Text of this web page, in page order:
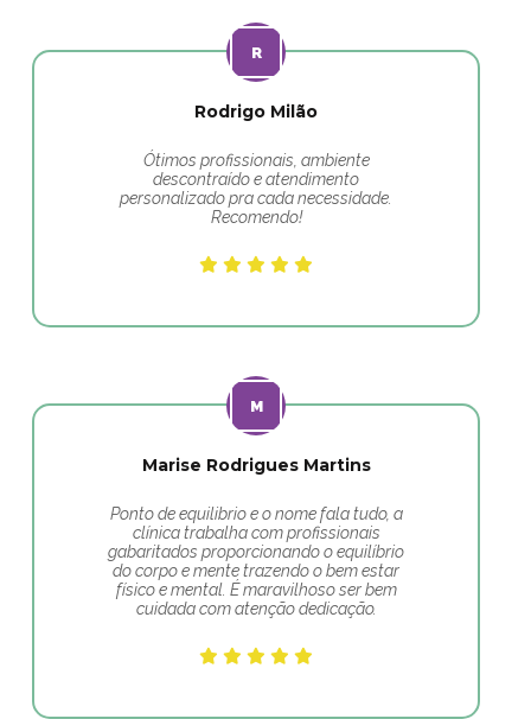
Rodrigo Milão
Ótimos profissionais, ambiente
descontraído e atendimento
personalizado pra cada necessidade.
Recomendo!
Marise Rodrigues Martins
Ponto de equilibrio e o nome fala tudo, a
clínica trabalha com profissionais
gabaritados proporcionando o equilíbrio
do corpo e mente trazendo o bem estar
físico e mental. É maravilhoso ser bem
cuidada com atenção dedicação.